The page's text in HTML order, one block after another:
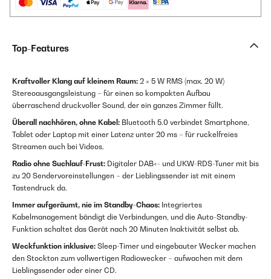
Top-Features
Kraftvoller Klang auf kleinem Raum: 2 × 5 W RMS (max. 20 W)
Stereoausgangsleistung – für einen so kompakten Aufbau
überraschend druckvoller Sound, der ein ganzes Zimmer füllt.
Überall nachhören, ohne Kabel: Bluetooth 5.0 verbindet Smartphone,
Tablet oder Laptop mit einer Latenz unter 20 ms – für ruckelfreies
Streamen auch bei Videos.
Radio ohne Suchlauf-Frust: Digitaler DAB+- und UKW-RDS-Tuner mit bis
zu 20 Sendervoreinstellungen – der Lieblingssender ist mit einem
Tastendruck da.
Immer aufgeräumt, nie im Standby-Chaos: Integriertes
Kabelmanagement bändigt die Verbindungen, und die Auto-Standby-
Funktion schaltet das Gerät nach 20 Minuten Inaktivität selbst ab.
Weckfunktion inklusive: Sleep-Timer und eingebauter Wecker machen
den Stockton zum vollwertigen Radiowecker – aufwachen mit dem
Lieblingssender oder einer CD.